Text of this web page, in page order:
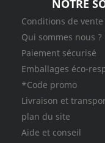
NOTRE
Conditions de vente
Qui sommes nous ?
Paiement sécurisé
Emballages éco-
*Code promo
Livraison et
plan du site
Aide et conseil